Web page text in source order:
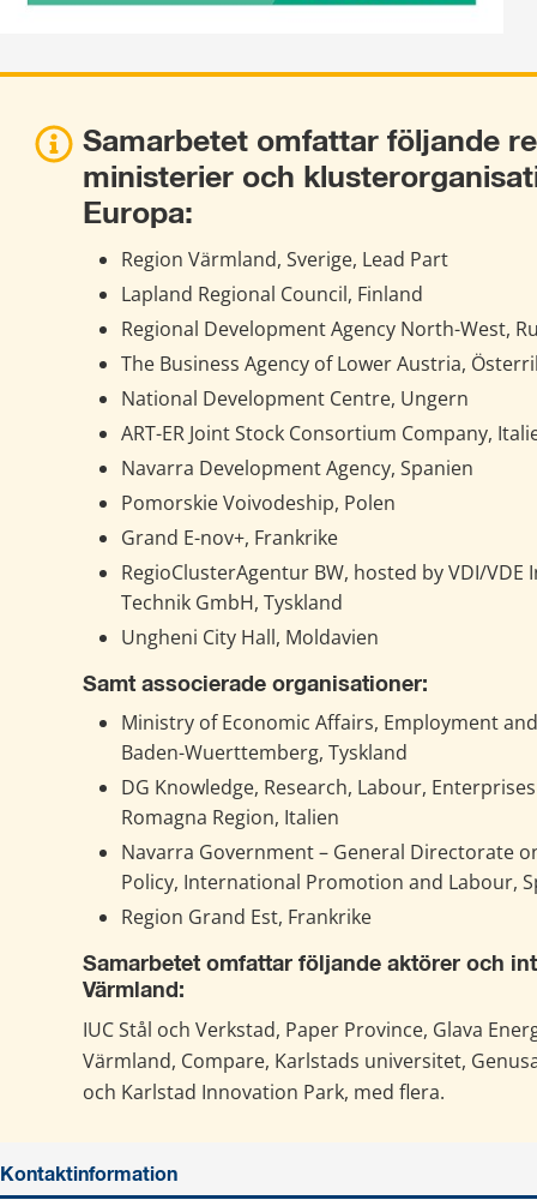
Samarbetet omfattar följande
ministerier och
Europa:
Region Värmland, Sverige, Lead Part
Lapland Regional Council, Finland
Regional Development Agency North-West,
The Business Agency of Lower Austria,
National Development Centre, Ungern
ART-ER Joint Stock Consortium Company,
Navarra Development Agency, Spanien
Pomorskie Voivodeship, Polen
Grand E-nov+, Frankrike
RegioClusterAgentur BW, hosted by VDI/VDE
Technik GmbH, Tyskland
Ungheni City Hall, Moldavien
Samt associerade organisationer:
Ministry of Economic Affairs, Employment
Baden-Wuerttemberg, Tyskland
DG Knowledge, Research, Labour,
Romagna Region, Italien
Navarra Government – General Directorate
Policy, International Promotion and Labour,
Region Grand Est, Frankrike
Samarbetet omfattar följande aktörer och
Värmland:
IUC Stål och Verkstad, Paper Province, Glava
Värmland, Compare, Karlstads universitet,
och Karlstad Innovation Park, med flera.
Kontaktinformation